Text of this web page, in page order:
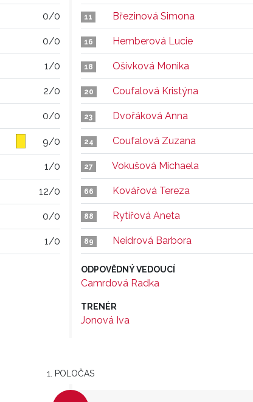
0/0
0/0
1/0
2/0
0/0
9/0
1/0
12/0
0/0
1/0
11 Březinová Simona
16 Hemberová Lucie
18 Ošívková Monika
20 Coufalová Kristýna
23 Dvořáková Anna
24 Coufalová Zuzana
27 Vokušová Michaela
66 Kovářová Tereza
88 Rytířová Aneta
89 Neidrová Barbora
ODPOVĚDNÝ VEDOUCÍ
Camrdová Radka
TRENÉR
Jonová Iva
1. POLOČAS